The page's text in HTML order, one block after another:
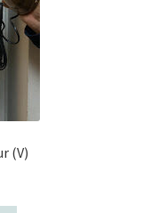
(V)